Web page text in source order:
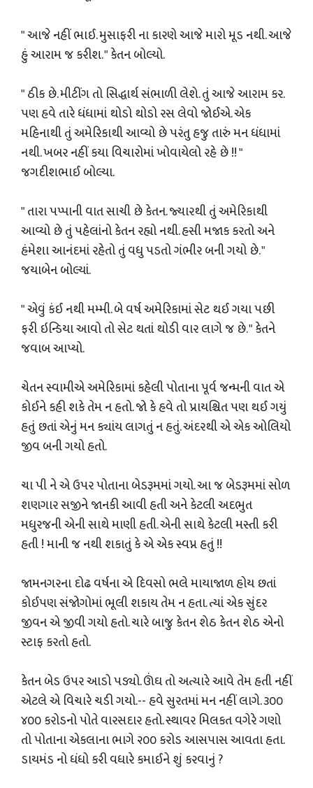
" આજે નહીં ભાઈ. મુસાફરી ના કારણે આજે મારો મૂડ નથી. આજે
હું આરામ જ કરીશ. " કેતન બોલ્યો.
" ઠીક છે. મીટીંગ તો સિદ્ધાર્થ સંભાળી લેશે. તું આજે આરામ કર.
પણ હવે તારે ધંધામાં થોડો થોડો રસ લેવો જોઈએ. એક
મહિનાથી તું અમેરિકાથી આવ્યો છે પરંતુ હજુ તારું મન ધંધામાં
નથી. ખબર નહીં કયા વિચારોમાં ખોવાયેલો રહે છે !! "
જગદીશભાઈ બોલ્યા.
" તારા પપ્પાની વાત સાચી છે કેતન. જ્યારથી તું અમેરિકાથી
આવ્યો છે તું પહેલાંનો કેતન રહ્યો નથી. હસી મજાક કરતો અને
હંમેશા આનંદમાં રહેતો તું વધુ પડતો ગંભીર બની ગયો છે. "
જયાબેન બોલ્યાં.
" એવું કંઈ નથી મમ્મી. બે વર્ષ અમેરિકામાં સેટ થઈ ગયા પછી
ફરી ઇન્ડિયા આવો તો સેટ થતાં થોડી વાર લાગે જ છે. " કેતને
જવાબ આપ્યો.
ચેતન સ્વામીએ અમેરિકામાં કહેલી પોતાના પૂર્વ જન્મની વાત એ
કોઈને કહી શકે તેમ ન હતો. જો કે હવે તો પ્રાયશ્ચિત પણ થઈ ગયું
હતું છતાં એનું મન ક્યાંય લાગતું ન હતું. અંદરથી એ એક ઓલિયો
જીવ બની ગયો હતો.
ચા પી ને એ ઉપર પોતાના બેડરૂમમાં ગયો. આ જ બેડરૂમમાં સોળ
શણગાર સજીને જાનકી આવી હતી અને કેટલી અદભુત
મધુરજની એની સાથે માણી હતી. એની સાથે કેટલી મસ્તી કરી
હતી ! માની જ નથી શકાતું કે એ એક સ્વપ્ન હતું !!
જામનગરના દોઢ વર્ષના એ દિવસો ભલે માયાજાળ હોય છતાં
કોઈપણ સંજોગોમાં ભૂલી શકાય તેમ ન હતા. ત્યાં એક સુંદર
જીવન એ જીવી ગયો હતો. ચારે બાજુ કેતન શેઠ કેતન શેઠ એનો
સ્ટાફ કરતો હતો.
કેતન બેડ ઉપર આડો પડ્યો. ઊંઘ તો અત્યારે આવે તેમ હતી નહીં
એટલે એ વિચારે ચડી ગયો.-- હવે સુરતમાં મન નહીં લાગે. ૩૦૦
૪૦૦ કરોડનો પોતે વારસદાર હતો. સ્થાવર મિલકત વગેરે ગણો
તો પોતાના એકલાના ભાગે ૨૦૦ કરોડ આસપાસ આવતા હતા.
ડાયમંડ નો ધંધો કરી વધારે કમાઈને શું કરવાનું ?